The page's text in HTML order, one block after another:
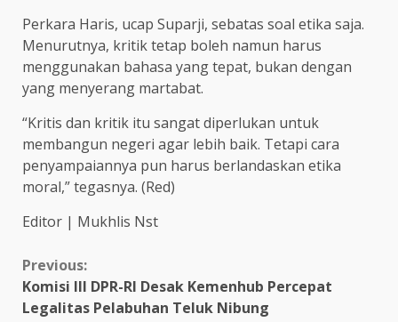
Perkara Haris, ucap Suparji, sebatas soal etika saja.
Menurutnya, kritik tetap boleh namun harus
menggunakan bahasa yang tepat, bukan dengan
yang menyerang martabat.
“Kritis dan kritik itu sangat diperlukan untuk
membangun negeri agar lebih baik. Tetapi cara
penyampaiannya pun harus berlandaskan etika
moral,” tegasnya. (Red)
Editor | Mukhlis Nst
Continue
Reading
Previous:
Komisi III DPR-RI Desak Kemenhub Percepat
Legalitas Pelabuhan Teluk Nibung